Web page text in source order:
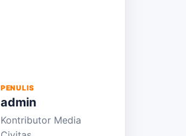
PENULIS
admin
Kontributor Media